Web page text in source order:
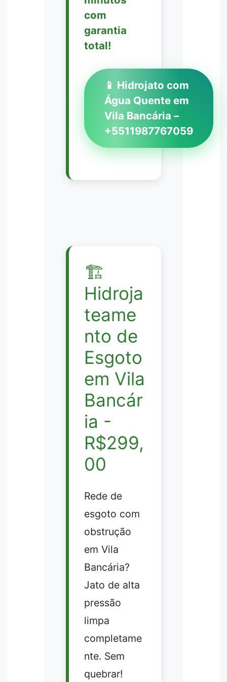
com
garantia
total!
📱 Hidrojato com
Água Quente em
Vila Bancária –
+5511987767059
🏗️
Hidroja
teame
nto de
Esgoto
em Vila
Bancár
ia -
R$299,
00
Rede de
esgoto com
obstrução
em Vila
Bancária?
Jato de alta
pressão
limpa
completame
nte. Sem
quebrar!